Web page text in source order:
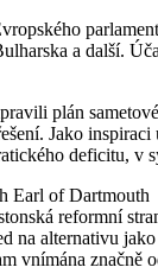
a další.
plán
Jako
deficitu, v
Earl of Dartmouth
reformní
na alternativu
vnímána